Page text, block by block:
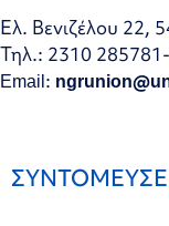
Ελ. Βενιζέλου 22,
Τηλ.: 2310
Email: